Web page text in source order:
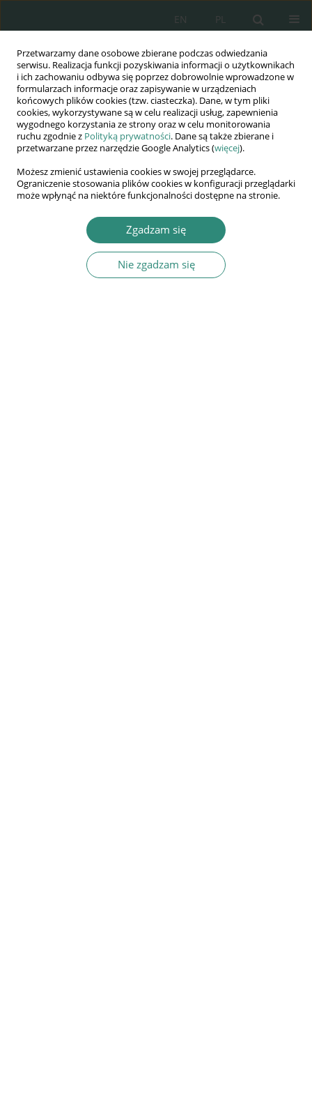
Przetwarzamy dane osobowe zbierane podczas odwiedzania
serwisu. Realizacja funkcji pozyskiwania informacji o użytkownikach
i ich zachowaniu odbywa się poprzez dobrowolnie wprowadzone w
formularzach informacje oraz zapisywanie w urządzeniach
końcowych plików cookies (tzw. ciasteczka). Dane, w tym pliki
cookies, wykorzystywane są w celu realizacji usług, zapewnienia
wygodnego korzystania ze strony oraz w celu monitorowania
ruchu zgodnie z Polityką prywatności. Dane są także zbierane i
przetwarzane przez narzędzie Google Analytics (więcej).
Możesz zmienić ustawienia cookies w swojej przeglądarce.
Ograniczenie stosowania plików cookies w konfiguracji przeglądarki
może wpłynąć na niektóre funkcjonalności dostępne na stronie.
Zgadzam się
Nie zgadzam się
PL
EN
Wydawnictwo
AWSGE
Akademia Nauk Stosowanych
WSGE
im. Alcide De Gasperi
irena Narożnowska-Sudoł
Metodyka badań wpływu przywództwa na sukces